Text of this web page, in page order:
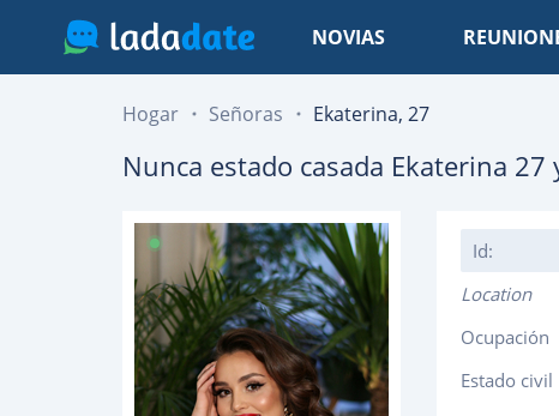
NOVIAS
Hogar Señoras Ekaterina, 27
Nunca estado casada Ekaterina 27
Id:
Location
Ocupación
Estado civil